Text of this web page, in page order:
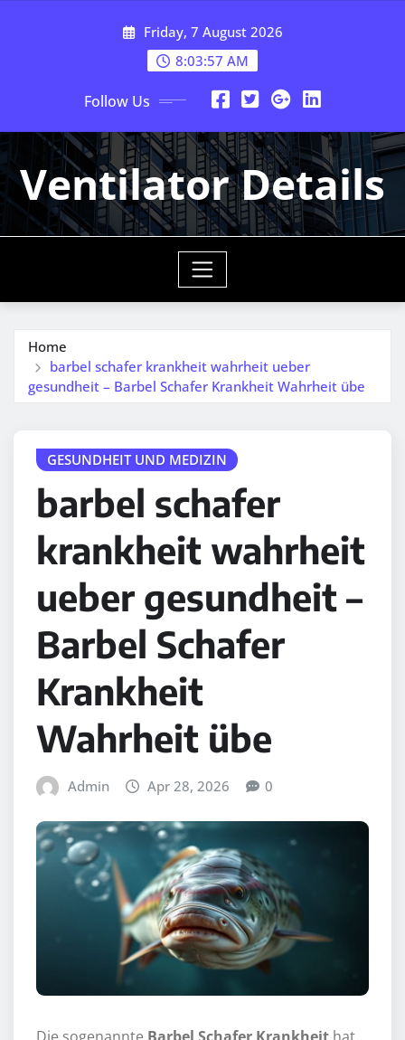
Friday, 7 August 2026
8:03:58 AM
Follow Us
Ventilator Details
Home
barbel schafer krankheit wahrheit ueber
gesundheit – Barbel Schafer Krankheit Wahrheit übe
GESUNDHEIT UND MEDIZIN
barbel schafer
krankheit wahrheit
ueber gesundheit –
Barbel Schafer
Krankheit
Wahrheit übe
Admin Apr 28, 2026 0